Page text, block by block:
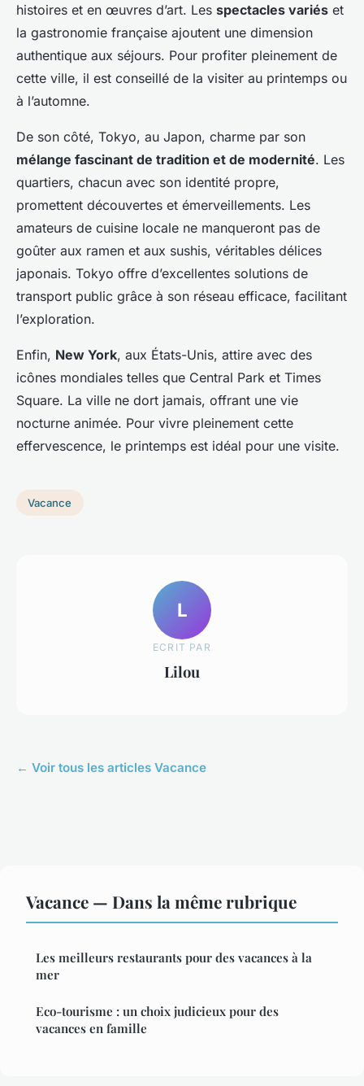
histoires et en œuvres d’art. Les spectacles variés et
la gastronomie française ajoutent une dimension
authentique aux séjours. Pour profiter pleinement de
cette ville, il est conseillé de la visiter au printemps ou
à l’automne.
De son côté, Tokyo, au Japon, charme par son
mélange fascinant de tradition et de modernité. Les
quartiers, chacun avec son identité propre,
promettent découvertes et émerveillements. Les
amateurs de cuisine locale ne manqueront pas de
goûter aux ramen et aux sushis, véritables délices
japonais. Tokyo offre d’excellentes solutions de
transport public grâce à son réseau efficace, facilitant
l’exploration.
Enfin, New York, aux États-Unis, attire avec des
icônes mondiales telles que Central Park et Times
Square. La ville ne dort jamais, offrant une vie
nocturne animée. Pour vivre pleinement cette
effervescence, le printemps est idéal pour une visite.
Vacance
L
ECRIT PAR
Lilou
← Voir tous les articles Vacance
Vacance — Dans la même rubrique
Les meilleurs restaurants pour des vacances à la
mer
Eco-tourisme : un choix judicieux pour des
vacances en famille